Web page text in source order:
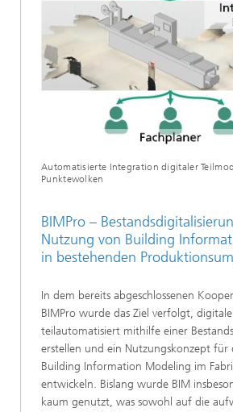
Automatisierte Integration digitaler
Punktewolken
BIMPro –
Nutzung von Building
in bestehenden
In dem bereits abgeschlossenen
BIMPro wurde das Ziel verfolgt,
teilautomatisiert mithilfe einer
erstellen und ein Nutzungskonzept für
Building Information Modeling im
entwickeln. Bislang wurde BIM
kaum genutzt, was sowohl auf die